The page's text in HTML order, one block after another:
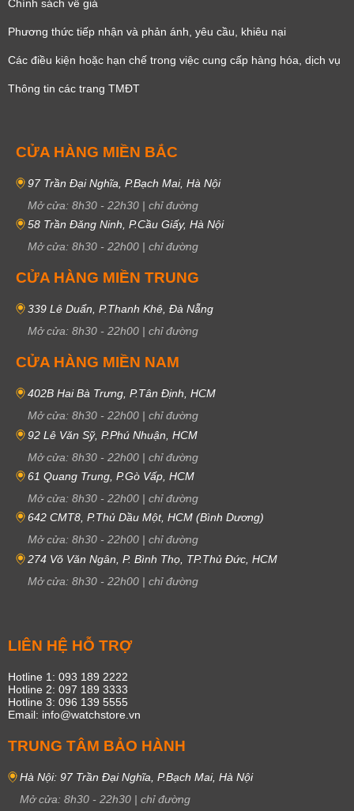
Chính sách về giá
Phương thức tiếp nhận và phản ánh, yêu cầu, khiêu nại
Các điều kiện hoặc hạn chế trong việc cung cấp hàng hóa, dịch vụ
Thông tin các trang TMĐT
CỬA HÀNG MIỀN BẮC
97 Trần Đại Nghĩa, P.Bạch Mai, Hà Nội
Mở cửa: 8h30 - 22h30 | chỉ đường
58 Trần Đăng Ninh, P.Cầu Giấy, Hà Nội
Mở cửa: 8h30 - 22h00 | chỉ đường
CỬA HÀNG MIỀN TRUNG
339 Lê Duẩn, P.Thanh Khê, Đà Nẵng
Mở cửa: 8h30 - 22h00 | chỉ đường
CỬA HÀNG MIỀN NAM
402B Hai Bà Trưng, P.Tân Định, HCM
Mở cửa: 8h30 - 22h00 | chỉ đường
92 Lê Văn Sỹ, P.Phú Nhuận, HCM
Mở cửa: 8h30 - 22h00 | chỉ đường
61 Quang Trung, P.Gò Vấp, HCM
Mở cửa: 8h30 - 22h00 | chỉ đường
642 CMT8, P.Thủ Dầu Một, HCM (Bình Dương)
Mở cửa: 8h30 - 22h00 | chỉ đường
274 Võ Văn Ngân, P. Bình Thọ, TP.Thủ Đức, HCM
Mở cửa: 8h30 - 22h00 | chỉ đường
LIÊN HỆ HỖ TRỢ
Hotline 1: 093 189 2222
Hotline 2: 097 189 3333
Hotline 3: 096 139 5555
Email: info@watchstore.vn
TRUNG TÂM BẢO HÀNH
Hà Nội: 97 Trần Đại Nghĩa, P.Bạch Mai, Hà Nội
Mở cửa: 8h30 - 22h30 | chỉ đường